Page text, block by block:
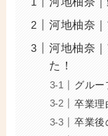
河地柚奈
河地柚奈
た！
グルー
卒業理
卒業後